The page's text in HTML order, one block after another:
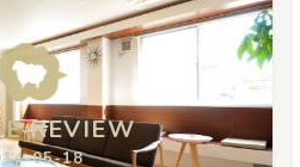
REVIEW
05-18
REVIEW
05-18
REVIEW
05-18